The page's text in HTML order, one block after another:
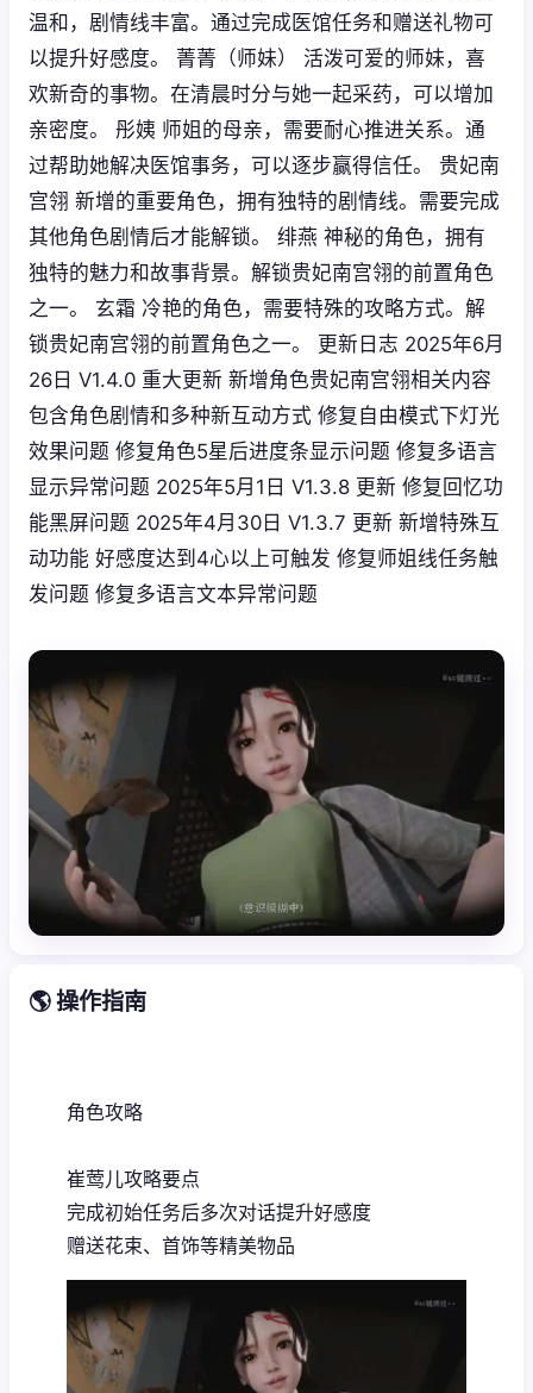
温和，剧情线丰富。通过完成医馆任务和赠送礼物可
以提升好感度。 菁菁（师妹） 活泼可爱的师妹，喜
欢新奇的事物。在清晨时分与她一起采药，可以增加
亲密度。 彤姨 师姐的母亲，需要耐心推进关系。通
过帮助她解决医馆事务，可以逐步赢得信任。 贵妃南
宫翎 新增的重要角色，拥有独特的剧情线。需要完成
其他角色剧情后才能解锁。 绯燕 神秘的角色，拥有
独特的魅力和故事背景。解锁贵妃南宫翎的前置角色
之一。 玄霜 冷艳的角色，需要特殊的攻略方式。解
锁贵妃南宫翎的前置角色之一。 更新日志 2025年6月
26日 V1.4.0 重大更新 新增角色贵妃南宫翎相关内容
包含角色剧情和多种新互动方式 修复自由模式下灯光
效果问题 修复角色5星后进度条显示问题 修复多语言
显示异常问题 2025年5月1日 V1.3.8 更新 修复回忆功
能黑屏问题 2025年4月30日 V1.3.7 更新 新增特殊互
动功能 好感度达到4心以上可触发 修复师姐线任务触
发问题 修复多语言文本异常问题
🌎 操作指南
角色攻略
崔莺儿攻略要点
完成初始任务后多次对话提升好感度
赠送花束、首饰等精美物品